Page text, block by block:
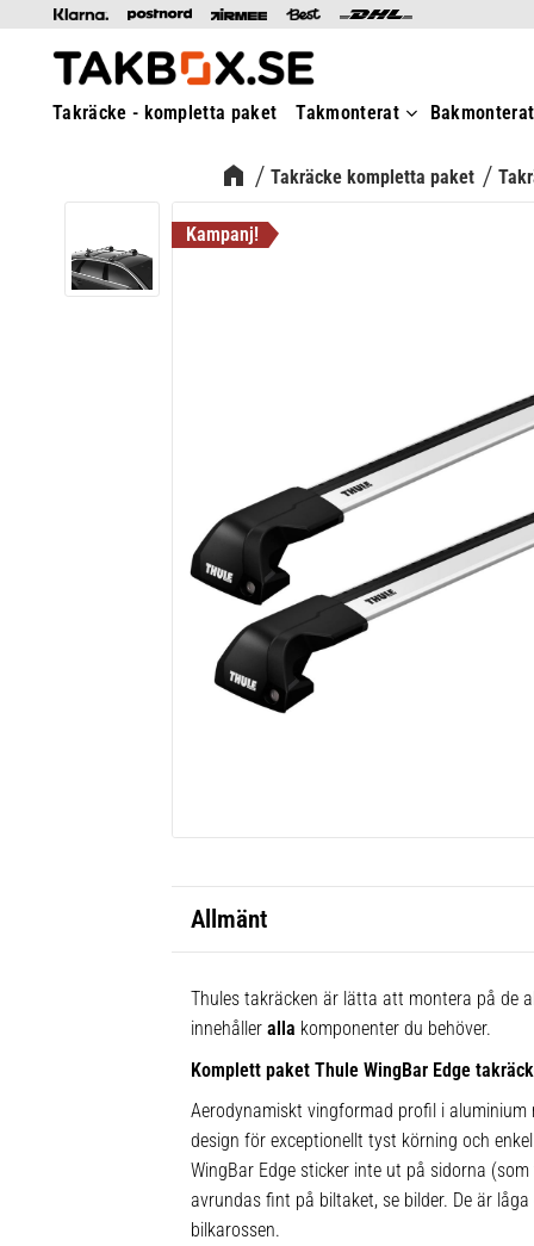
Takräcke - kompletta paket Takmonterat Bakmonterat
Takräcke kompletta paket
Allmänt
Thules takräcken är lätta att montera på de
innehåller alla komponenter du behöver.
Komplett paket Thule WingBar Edge
Aerodynamiskt vingformad profil i
design för exceptionellt tyst körning och
WingBar Edge sticker inte ut på sidorna
avrundas fint på biltaket, se bilder. De är
bilkarossen.